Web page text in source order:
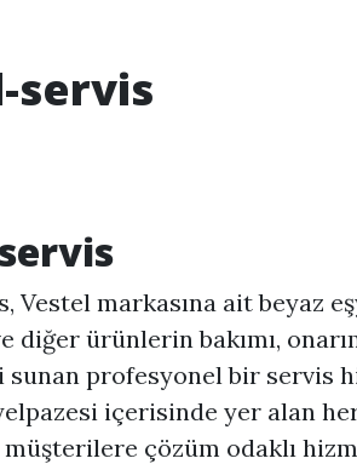
servis
Vestel markasına ait beyaz
diğer ürünlerin bakımı,
profesyonel bir servis
içerisinde yer alan
çözüm odaklı